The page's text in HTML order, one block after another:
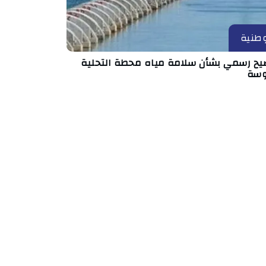
رسمي بشأن سلامة مياه محطة التحلية